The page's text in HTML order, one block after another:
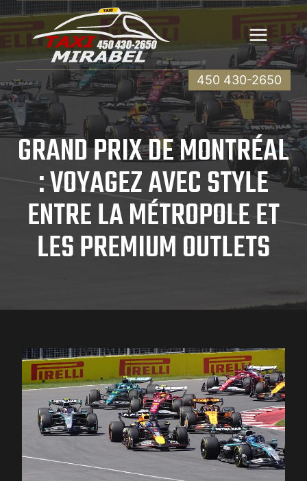
au
450 430-2650
GRAND PRIX DE MONTRÉAL
: VOYAGEZ AVEC STYLE
ENTRE LA MÉTROPOLE ET
LES PREMIUM OUTLETS